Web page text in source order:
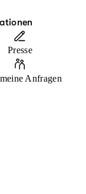
Presse
Anfragen